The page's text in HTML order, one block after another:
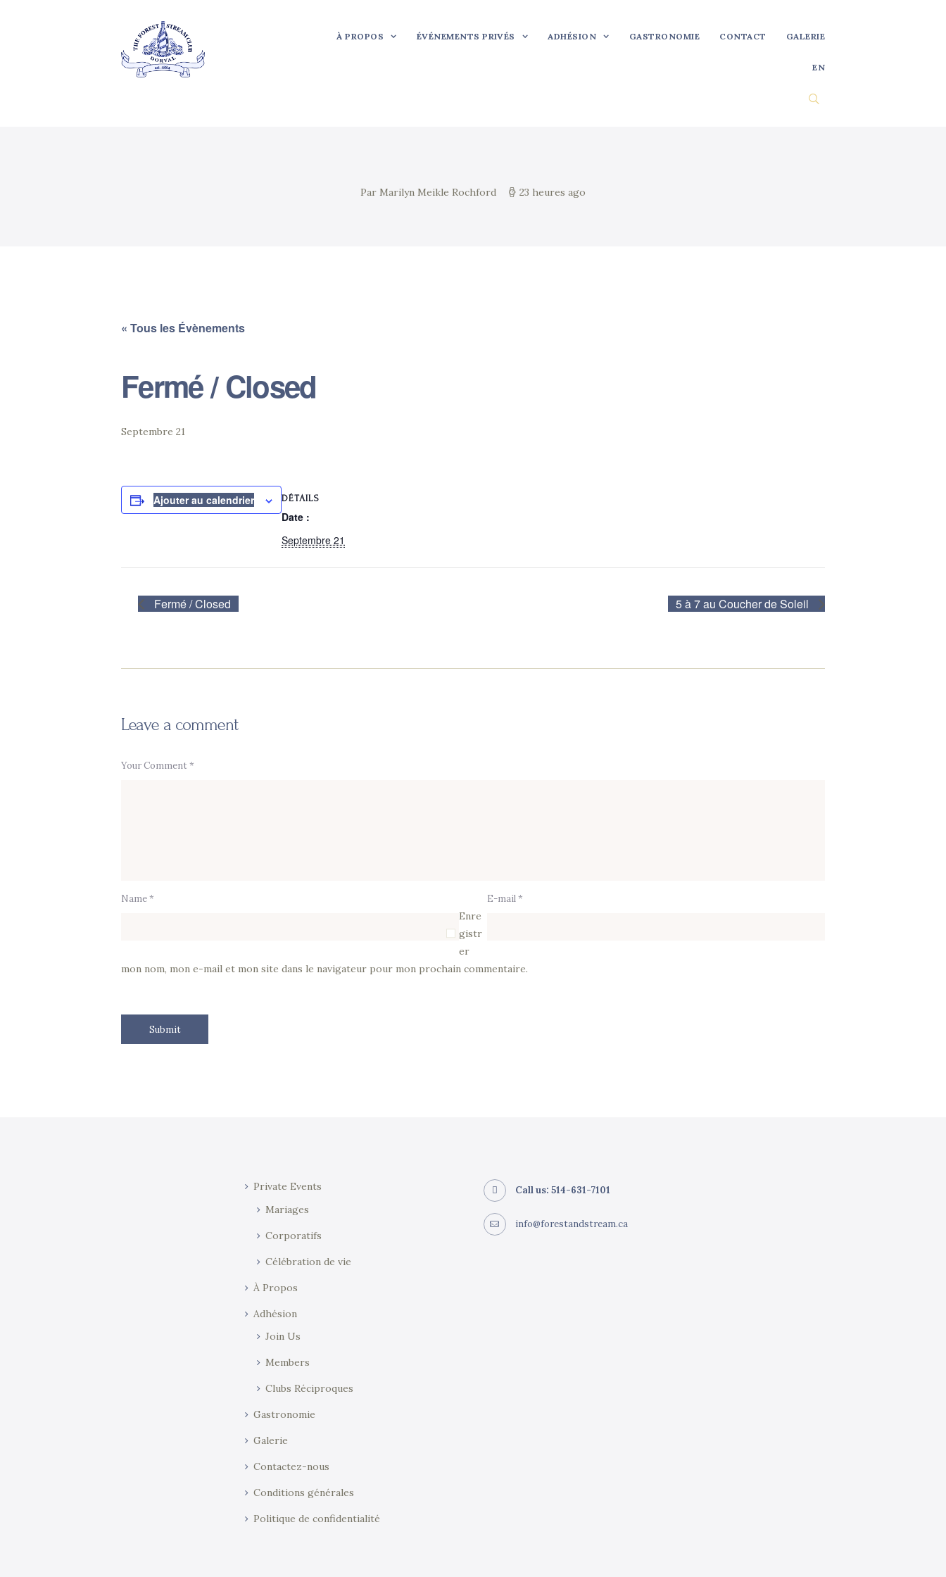
À PROPOS ÉVÉNEMENTS PRIVÉS ADHÉSION GASTRONOMIE CONTACT GALERIE
EN
Par Marilyn Meikle Rochford 23 heures ago
LE FOREST & STREAM
CLUB
Événements
« Tous les Évènements
Fermé / Closed
Septembre 21
Ajouter au calendrier DÉTAILS
Date :
Septembre 21
Fermé / Closed 5 à 7 au Coucher de Soleil
Leave a comment
Your Comment *
Name * E-mail *
Enre
gistr
er
mon nom, mon e-mail et mon site dans le navigateur pour mon prochain commentaire.
Private Events
Mariages
Corporatifs
Célébration de vie
À Propos
Adhésion
Join Us
Members
Clubs Réciproques
Gastronomie
Galerie
Contactez-nous
Conditions générales
Politique de confidentialité
Call us: 514-631-7101
info@forestandstream.ca